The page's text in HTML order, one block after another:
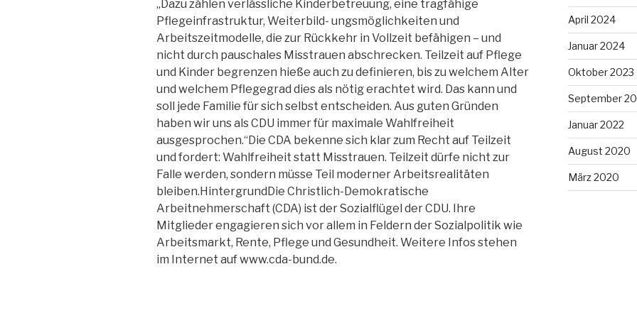
„Dazu zählen verlässliche Kinderbetreuung, eine tragfähige
Pflegeinfrastruktur, Weiterbild- ungsmöglichkeiten und
Arbeitszeitmodelle, die zur Rückkehr in Vollzeit befähigen – und
nicht durch pauschales Misstrauen abschrecken. Teilzeit auf Pflege
und Kinder begrenzen hieße auch zu definieren, bis zu welchem Alter
und welchem Pflegegrad dies als nötig erachtet wird. Das kann und
soll jede Familie für sich selbst entscheiden. Aus guten Gründen
haben wir uns als CDU immer für maximale Wahlfreiheit
ausgesprochen.“Die CDA bekenne sich klar zum Recht auf Teilzeit
und fordert: Wahlfreiheit statt Misstrauen. Teilzeit dürfe nicht zur
Falle werden, sondern müsse Teil moderner Arbeitsrealitäten
bleiben.HintergrundDie Christlich-Demokratische
Arbeitnehmerschaft (CDA) ist der Sozialflügel der CDU. Ihre
Mitglieder engagieren sich vor allem in Feldern der Sozialpolitik wie
Arbeitsmarkt, Rente, Pflege und Gesundheit. Weitere Infos stehen
im Internet auf www.cda-bund.de.
April 2024
Januar 2024
Oktober 2023
September
Januar 2022
August 2020
März 2020